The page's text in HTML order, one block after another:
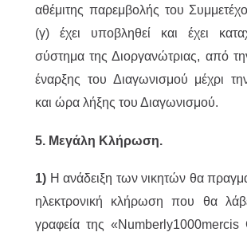
αθέμιτης παρεμβολής του
(γ) έχει υποβληθεί και έχει
σύστημα της Διοργανώτριας, από
έναρξης του Διαγωνισμού μέχρι
και ώρα λήξης του Διαγωνισμού.
5. Μεγάλη Κλήρωση.
1) Η ανάδειξη των νικητών θα
ηλεκτρονική κλήρωση που θα
γραφεία της